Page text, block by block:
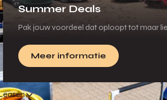
Summer Deals
Pak jouw voordeel dat oploopt tot maar
Meer informatie